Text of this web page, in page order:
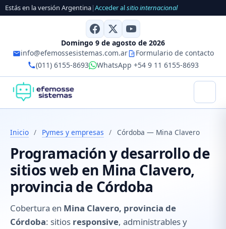
Estás en la versión Argentina|Acceder alsitio internacional
Domingo 9 de agosto de 2026
info@efemossesistemas.com.ar
Formulario de contacto
(011) 6155-8693
WhatsApp +54 9 11 6155-8693
Inicio / Pymes y empresas / Córdoba — Mina Clavero
Programación y desarrollo de
sitios web en Mina Clavero,
provincia de Córdoba
Cobertura en Mina Clavero, provincia de
Córdoba: sitios responsive, administrables y